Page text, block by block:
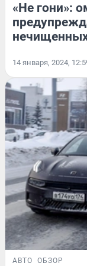
«Не гони»:
14 января, 2024,
АВТО ОБЗОР